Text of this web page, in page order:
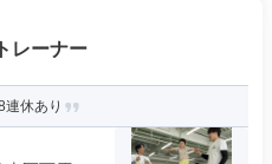
レーナー
連休あり